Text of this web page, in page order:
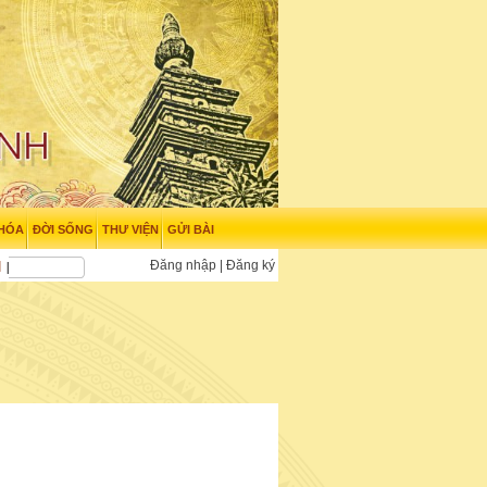
ĐỜI SỐNG THƯ VIỆN GỬI BÀI
Đăng nhập Đăng ký